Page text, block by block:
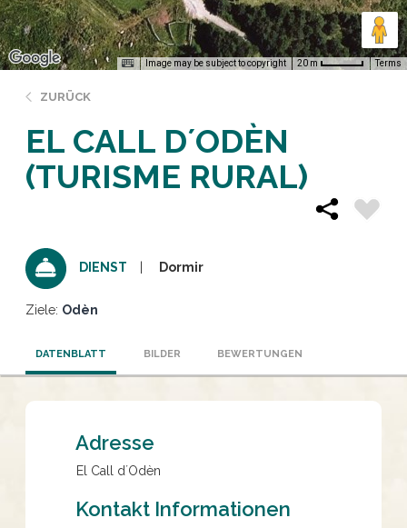
Image may be subject to copyright 20 m Terms
ZURÜCK
EL CALL D´ODÈN
(TURISME RURAL)
DIENST Dormir
Ziele: Odèn
DATENBLATT BILDER BEWERTUNGEN
Adresse
El Call d´Odèn
Kontakt Informationen